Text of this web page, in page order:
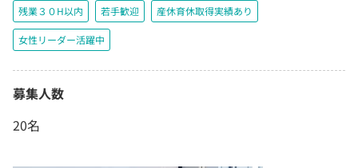
残業３０H以内 若手歓迎 産休育休取得実績あり
女性リーダー活躍中
募集人数
20名